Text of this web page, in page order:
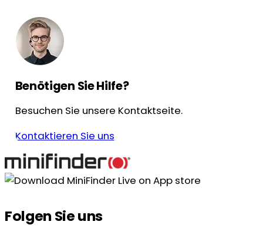
Benötigen Sie Hilfe?
Besuchen Sie unsere Kontaktseite.
Kontaktieren Sie uns
Folgen Sie uns